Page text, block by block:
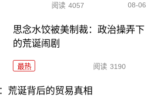
阅读 4057 08-06
思念水饺被美制裁：政治操弄下
的荒诞闹剧
最热 阅读 3190
荒诞背后的贸易真相